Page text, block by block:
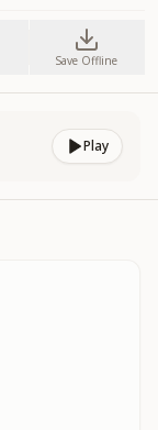
Save Offline
Play